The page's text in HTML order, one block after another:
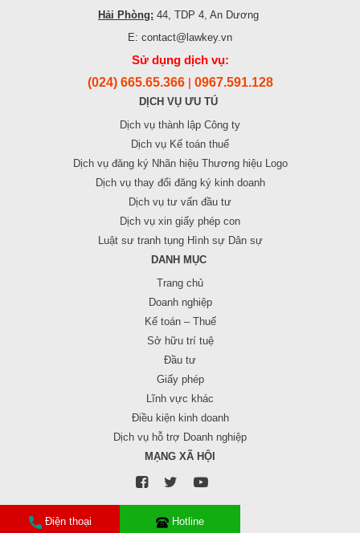
Điện thoại Hotline
Hải Phòng: 44, TDP 4, An Dương
E: contact@lawkey.vn
Sử dụng dịch vụ:
(024) 665.65.366 0967.591.128
DỊCH VỤ ƯU TÚ
Dịch vụ thành lập Công ty
Dịch vụ Kế toán thuế
Dịch vụ đăng ký Nhãn hiệu Thương hiệu Logo
Dịch vụ thay đổi đăng ký kinh doanh
Dịch vụ tư vấn đầu tư
Dịch vụ xin giấy phép con
Luật sư tranh tụng Hình sự Dân sự
DANH MỤC
Trang chủ
Doanh nghiệp
Kế toán – Thuế
Sở hữu trí tuệ
Đầu tư
Giấy phép
Lĩnh vực khác
Điều kiện kinh doanh
Dịch vụ hỗ trợ Doanh nghiệp
MẠNG XÃ HỘI